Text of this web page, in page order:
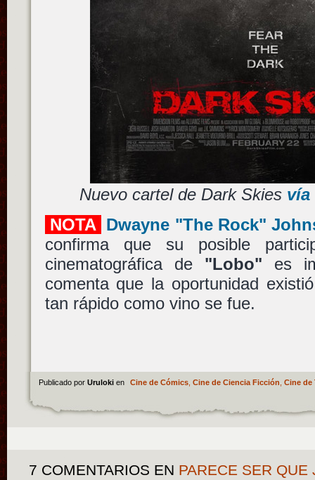
Nuevo cartel de Dark Skies vía
NOTA Dwayne "The Rock"
confirma que su posible
cinematográfica de "Lobo" es
comenta que la oportunidad
tan rápido como vino se fue.
Publicado por Uruloki en Cine de Cómics, Cine de Ciencia Ficción Cine de
7 COMENTARIOS EN PARECE SER QUE